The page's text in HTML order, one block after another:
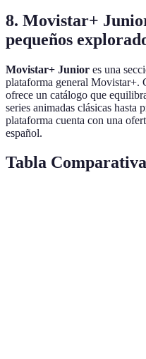
8. Movistar+
pequeños
Movistar+ Junior es una
plataforma general Movistar+.
ofrece un catálogo que
series animadas clásicas hasta
plataforma cuenta con una
español.
Tabla